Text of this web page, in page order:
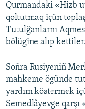
Qurmandaki «Hizb
qoltutmaq içün
Tutulğanlarnı
bölügine alıp kettiler.
Soñra Rusiyeniñ
mahkeme ögünde
yardım köstermek
Semedlâyevge qarşı